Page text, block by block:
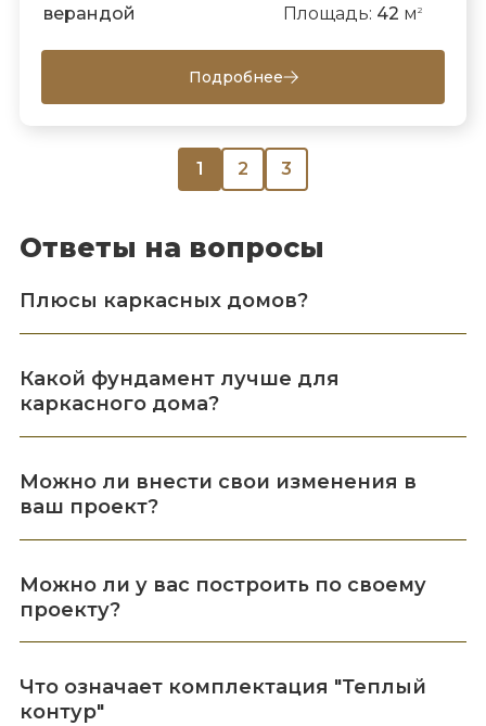
верандой
Площадь: 42 м 2
Подробнее
1 2 3
Ответы на вопросы
Плюсы каркасных домов?
Какой фундамент лучше для
каркасного дома?
Можно ли внести свои изменения в
ваш проект?
Можно ли у вас построить по своему
проекту?
Что означает комплектация "Теплый
контур"